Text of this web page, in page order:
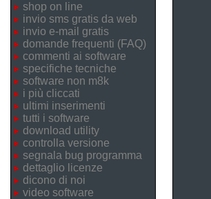
shop on line
invio sms gratis da web
invio e-mail gratis
domande frequenti (FAQ)
commenti ai software
specifiche tecniche
software non m8k
i più cliccati
ultimi inserimenti
tutti i software
download utility
controlla versione
segnala bug programma
dettaglio licenze
dicono di noi
video software